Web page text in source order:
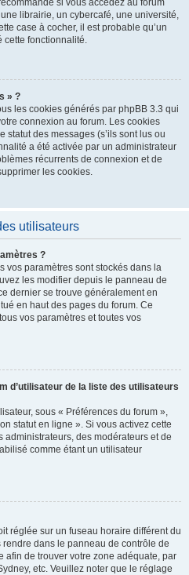
si vous accédez au forum
librairie, un cybercafé, une université,
case à cocher, il est probable qu’un
cette fonctionnalité.
» ?
les cookies générés par phpBB 3.3 qui
connexion au forum. Les cookies
statut des messages (s’ils sont lus ou
a été activée par un administrateur
récurrents de connexion et de
les cookies.
utilisateurs
?
vos paramètres sont stockés dans la
les modifier depuis le panneau de
dernier se trouve généralement en
en haut des pages du forum. Ce
vos paramètres et toutes vos
d’utilisateur de la liste des utilisateurs
sous « Préférences du forum »,
statut en ligne ». Si vous activez cette
des modérateurs et de
comme étant un utilisateur
réglée sur un fuseau horaire différent du
dans le panneau de contrôle de
afin de trouver votre zone adéquate, par
etc. Veuillez noter que le réglage